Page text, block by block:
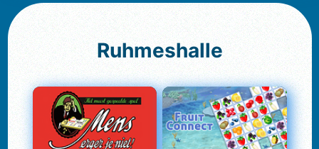
Ruhmeshalle